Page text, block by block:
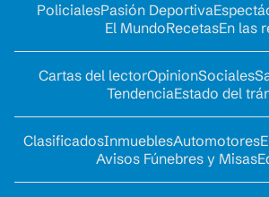
PolicialesPasión Deportiva
El MundoRecetasEn las
Cartas del lectorOpinionSociales
TendenciaEstado del
ClasificadosInmueblesAutomotores
Avisos Fúnebres y Misas